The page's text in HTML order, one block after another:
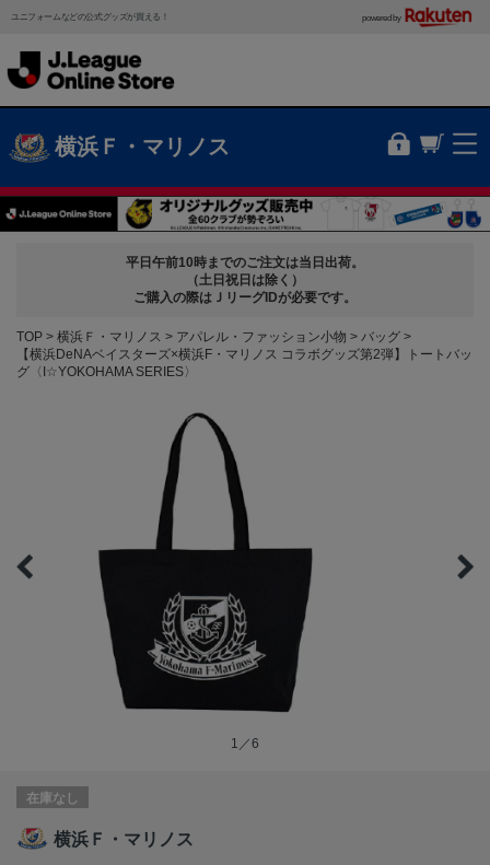
ユニフォームなどの公式グッズが買える！ powered by
横浜Ｆ・マリノス
平日午前10時までのご注文は当日出荷。
（土日祝日は除く）
ご購入の際はＪリーグIDが必要です。
TOP 横浜Ｆ・マリノス アパレル・ファッション小物
バッグ
【横浜DeNAベイスターズ×横浜F・マリノス コラボグッズ第2弾】トートバッ
グ〈I☆YOKOHAMA SERIES〉
1／6
在庫なし
横浜Ｆ・マリノス